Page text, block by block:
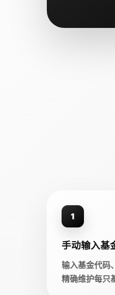
1
手动输入基
输入基金代码
精确维护每只